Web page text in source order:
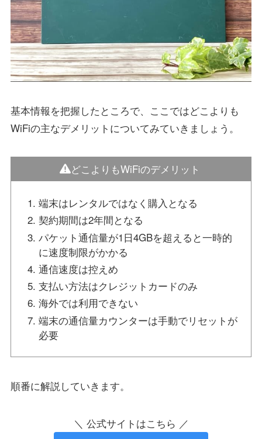
基本情報を把握したところで、ここではどこよりも
WiFiの主なデメリットについてみていきましょう。
どこよりもWiFiのデメリット
端末はレンタルではなく購入となる
契約期間は2年間となる
パケット通信量が1日4GBを超えると一時的
に速度制限がかかる
通信速度は控えめ
支払い方法はクレジットカードのみ
海外では利用できない
端末の通信量カウンターは手動でリセットが
必要
順番に解説していきます。
＼ 公式サイトはこちら ／